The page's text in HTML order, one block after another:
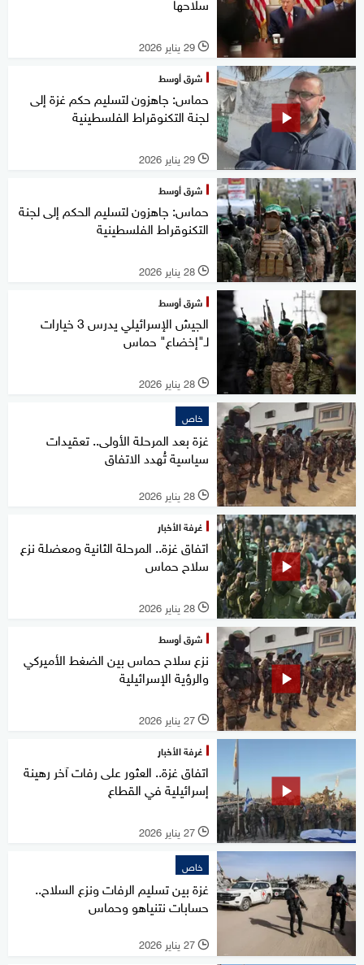
l 29 يناير 2026
شرق أوسط
حماس: جاهزون لتسليم حكم غزة إلى
لجنة التكنوقراط الفلسطينية
l 29 يناير 2026
شرق أوسط
حماس: جاهزون لتسليم الحكم إلى لجنة
التكنوقراط الفلسطينية
l 28 يناير 2026
شرق أوسط
الجيش الإسرائيلي يدرس 3 خيارات
لـ"إخضاع" حماس
l 28 يناير 2026
خاص
غزة بعد المرحلة الأولى.. تعقيدات
سياسية تُهدد الاتفاق
l 28 يناير 2026
غرفة الأخبار
اتفاق غزة.. المرحلة الثانية ومعضلة نزع
سلاح حماس
l 28 يناير 2026
شرق أوسط
نزع سلاح حماس بين الضغط الأميركي
والرؤية الإسرائيلية
l 27 يناير 2026
غرفة الأخبار
اتفاق غزة.. العثور على رفات آخر رهينة
إسرائيلية في القطاع
l 27 يناير 2026
خاص
غزة بين تسليم الرفات ونزع السلاح..
حسابات نتنياهو وحماس
l 27 يناير 2026